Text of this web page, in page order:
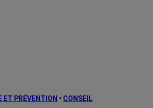
ET PRÉVENTION • CONSEIL